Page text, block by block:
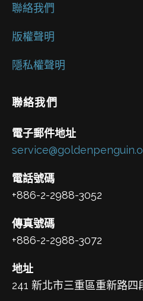
聯絡我們
版權聲明
隱私權聲明
聯絡我們
電子郵件地址
電話號碼
+886-2-2988-3052
傳真號碼
+886-2-2988-3072
地址
241 新北市三重區重新路四